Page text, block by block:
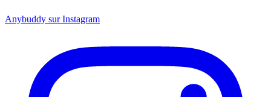
Anybuddy sur Instagram